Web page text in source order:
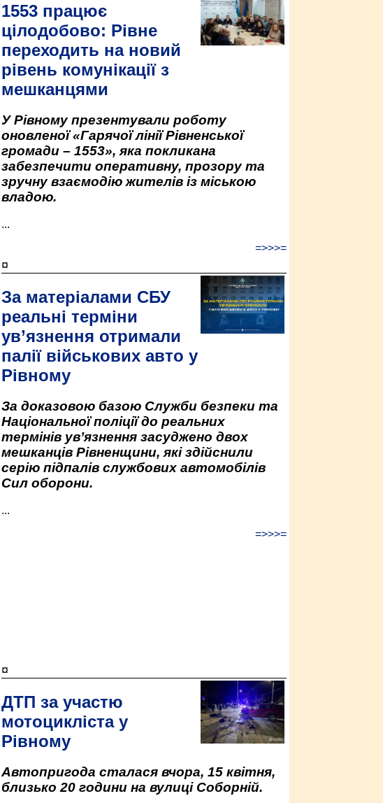
1553 працює
цілодобово: Рівне
переходить на новий
рівень комунікації з
мешканцями
У Рівному презентували роботу
оновленої «Гарячої лінії Рівненської
громади – 1553», яка покликана
забезпечити оперативну, прозору та
зручну взаємодію жителів із міською
владою.
...
=>>>=
¤
За матеріалами СБУ
реальні терміни
ув’язнення отримали
палії військових авто у
Рівному
За доказовою базою Служби безпеки та
Національної поліції до реальних
термінів ув’язнення засуджено двох
мешканців Рівненщини, які здійснили
серію підпалів службових автомобілів
Сил оборони.
...
=>>>=
¤
ДТП за участю
мотоцикліста у
Рівному
Автопригода сталася вчора, 15 квітня,
близько 20 години на вулиці Соборній.